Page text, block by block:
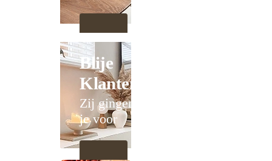
Blije
Klanten
Zij gingen
je voor